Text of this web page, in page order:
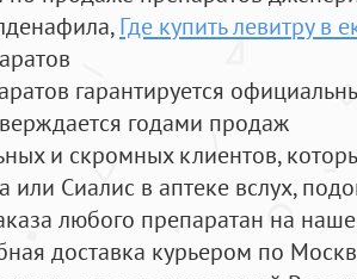
, Где купить левитру в
гарантируется
годами продаж
и скромных клиентов,
или Сиалис в аптеке вслух,
любого препаратан на
доставка курьером по